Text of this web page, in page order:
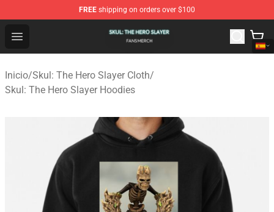
FREE shipping on orders over $100
Open menu
Skul: The Hero Slayer Shop - Official Skul: The Hero
Inicio/Skul: The Hero Slayer Cloth/
Skul: The Hero Slayer Hoodies